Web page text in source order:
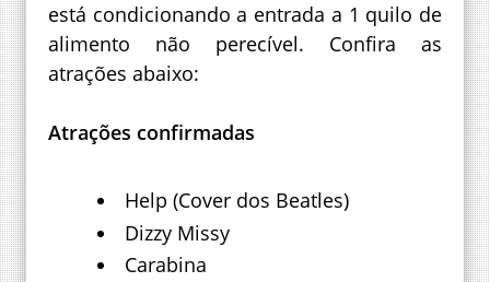
está condicionando a entrada a 1 quilo de
alimento não perecível. Confira as
atrações abaixo:
Atrações confirmadas
Help (Cover dos Beatles)
Dizzy Missy
Carabina